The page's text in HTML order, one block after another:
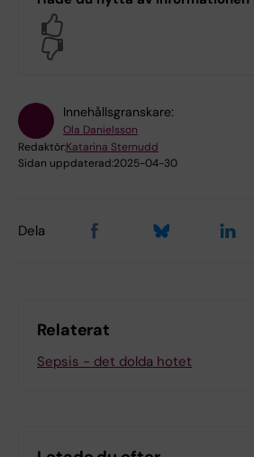
Innehållsgranskare:
Ola Danielsson
Redaktör:Katarina Sternudd
Sidan uppdaterad:2025-04-30
Dela
Relaterat
Sepsis - det dolda hotet